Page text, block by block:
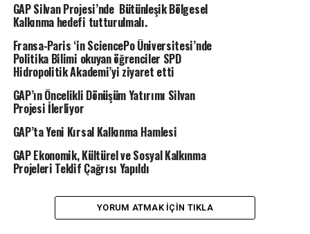
GAP Silvan Projesi’nde Bütünleşik Bölgesel
Kalkınma hedefi tutturulmalı.
Fransa-Paris ‘in SciencePo Üniversitesi’nde
Politika Bilimi okuyan öğrenciler SPD
Hidropolitik Akademi’yi ziyaret etti
GAP’ın Öncelikli Dönüşüm Yatırımı Silvan
Projesi İlerliyor
GAP’ta Yeni Kırsal Kalkınma Hamlesi
GAP Ekonomik, Kültürel ve Sosyal Kalkınma
Projeleri Teklif Çağrısı Yapıldı
YORUM ATMAK IÇIN TIKLA